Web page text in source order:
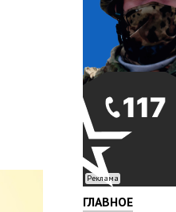
Реклама
ГЛАВНОЕ